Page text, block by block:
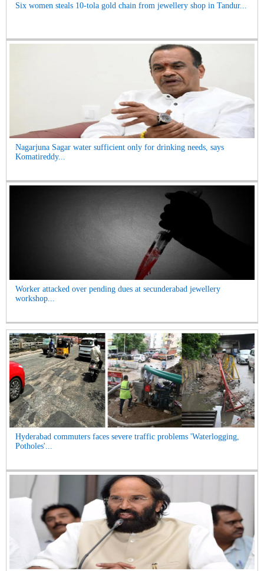
Six women steals 10-tola gold chain from jewellery shop in Tandur...
Nagarjuna Sagar water sufficient only for drinking needs, says
Komatireddy...
Worker attacked over pending dues at secunderabad jewellery
workshop...
Hyderabad commuters faces severe traffic problems 'Waterlogging,
Potholes'...